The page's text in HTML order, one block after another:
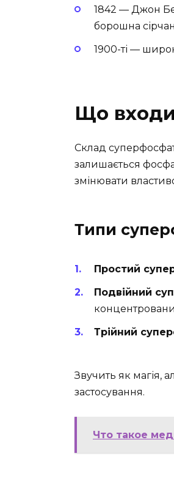
1842 — Джон
борошна
1900-ті —
Що
Склад
залишається
змінювати
Типи
Простий
Подвійний
Трійний
Звучить як магія,
застосування.
Что такое